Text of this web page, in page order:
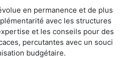
en permanence et de plus
avec les structures
et les conseils pour des
percutantes avec un souci
budgétaire.